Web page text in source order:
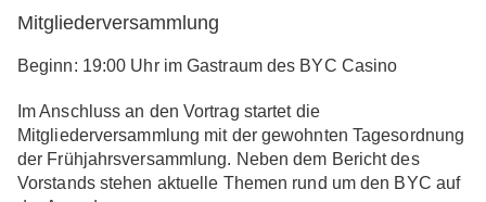
Mitgliederversammlung
Beginn: 19:00 Uhr im Gastraum des BYC Casino
Im Anschluss an den Vortrag startet die
Mitgliederversammlung mit der gewohnten Tagesordnung
der Frühjahrsversammlung. Neben dem Bericht des
Vorstands stehen aktuelle Themen rund um den BYC auf